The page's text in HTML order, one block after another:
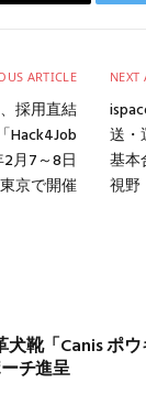
ARTICLE
採用直結
Hack4Job
月7～8日
京で開催
NEXT
送
基本
視野
靴「Canis ポウ
チ進呈